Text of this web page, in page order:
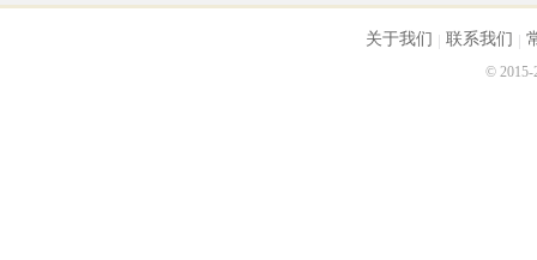
关于我们 联系我们
© 2015-